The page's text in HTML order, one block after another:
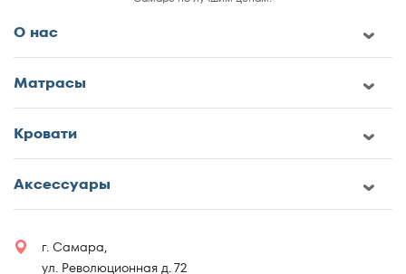
О нас
Матрасы
Кровати
Аксессуары
г. Самара,
ул. Революционная д. 72